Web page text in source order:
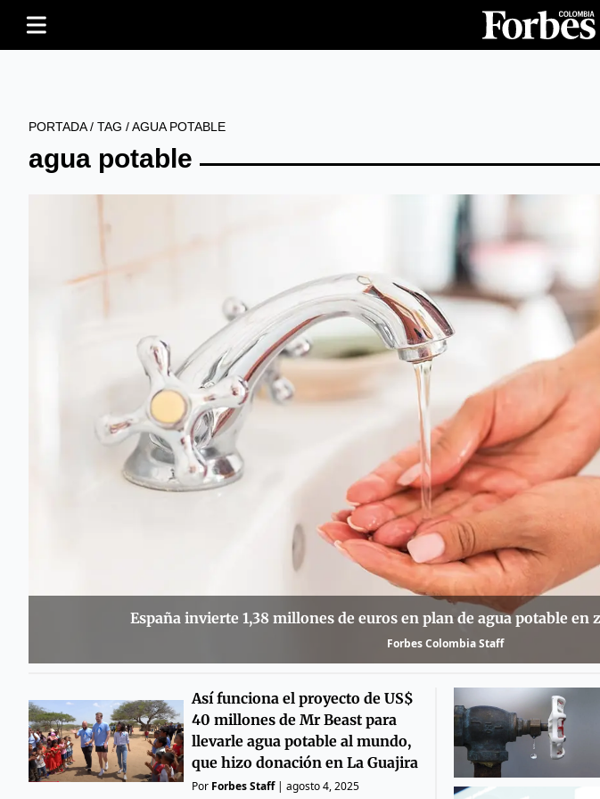
PORTADA/ TAG /AGUA POTABLE
agua potable
España invierte 1,38 millones de euros en plan de agua potable en
Forbes Colombia Staff
Así funciona el proyecto de US$
40 millones de Mr Beast para
llevarle agua potable al mundo,
que hizo donación en La Guajira
Por Forbes Staff| agosto 4, 2025